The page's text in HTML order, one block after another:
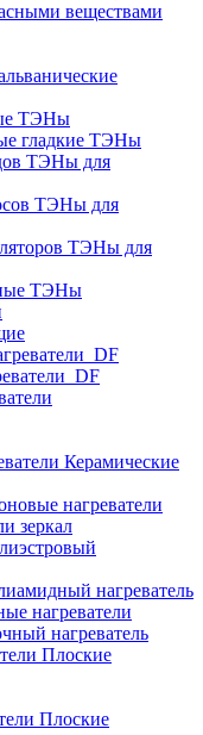
веществами
ТЭНы
гладкие ТЭНы
ТЭНы для
ТЭНы для
ТЭНы для
ТЭНы
Керамические
нагреватели
зеркал
нагреватель
нагреватели
нагреватель
Плоские
Плоские